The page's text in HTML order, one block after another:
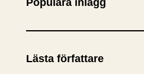
Lästa författare